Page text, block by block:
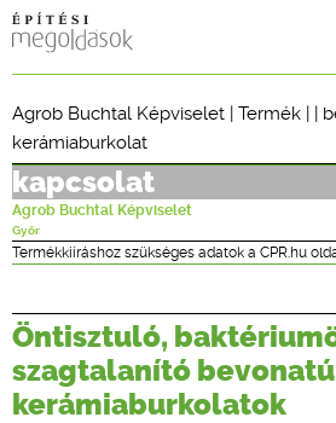
CPR
ÉPÍTÉSI JOG
ONLINE
TERVEZÉSI
Agrob Buchtal Képviselet | Termék | |
kerámiaburkolat
kapcsolat
Agrob Buchtal Képviselet
Győr
Termékkiíráshoz szükséges adatok a CPR.hu
Öntisztuló,
szagtalanító bevonatú
kerámiaburkolatok